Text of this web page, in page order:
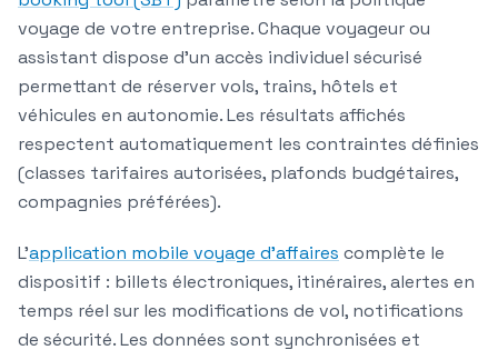
voyage de votre entreprise. Chaque voyageur ou
assistant dispose d'un accès individuel sécurisé
permettant de réserver vols, trains, hôtels et
véhicules en autonomie. Les résultats affichés
respectent automatiquement les contraintes définies
(classes tarifaires autorisées, plafonds budgétaires,
compagnies préférées).
L'application mobile voyage d'affaires complète le
dispositif : billets électroniques, itinéraires, alertes en
temps réel sur les modifications de vol, notifications
de sécurité. Les données sont synchronisées et